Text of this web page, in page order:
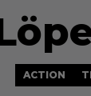
ACTION